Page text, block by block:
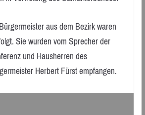
aus dem Bezirk waren
Sie wurden vom Sprecher der
und Hausherren des
Herbert Fürst empfangen.